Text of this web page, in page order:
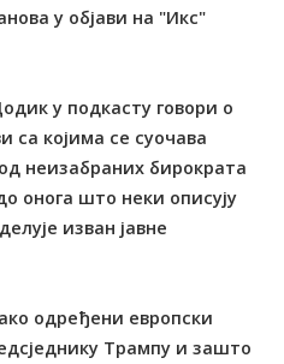
у објави на "Икс"
у подкасту говори о
са којима се суочава
неизабраних бирократа
онога што неки описују
изван јавне
одређени европски
Трампу и зашто